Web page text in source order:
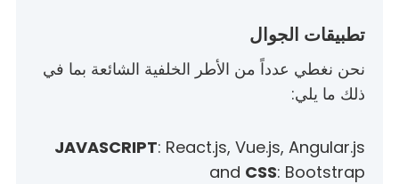
تطبيقات الجوال
نحن نغطي عدداً من الأطر الخلفية الشائعة بما في
ذلك ما يلي:
JAVASCRIPT: React.js, Vue.js, Angular.js
and CSS: Bootstrap